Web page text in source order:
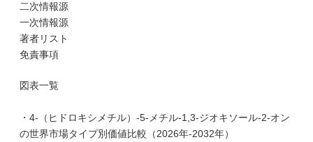
二次情報源
一次情報源
著者リスト
免責事項
図表一覧
・4-（ヒドロキシメチル）-5-メチル-1,3-ジオキソール-2-オン
の世界市場タイプ別価値比較（2026年-2032年）